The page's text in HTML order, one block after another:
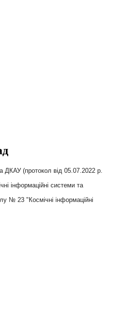
ДКАУ (протокол від 05.07.2022 р.
інформаційні системи та
№ 23 "Космічні інформаційні